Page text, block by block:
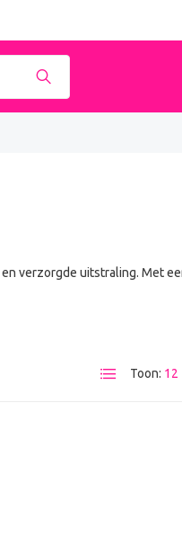
verzorgde uitstraling. Met
Toon: